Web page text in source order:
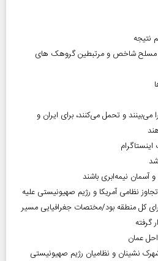
نتیجه
۸ نفر از اشرار مسلح شاخص و مرتبطین گروهک های
و تحمل می‌کنند، برای ایران و
آسمان نیمه‌ابری باشند
نظامی آمریکا و رژیم صهیونیستی علیه
کل منطقه بود/مختصات جغرافیایی مسیر
گرفته
عمان
نشینان و نظامیان رژیم صهیونیستی